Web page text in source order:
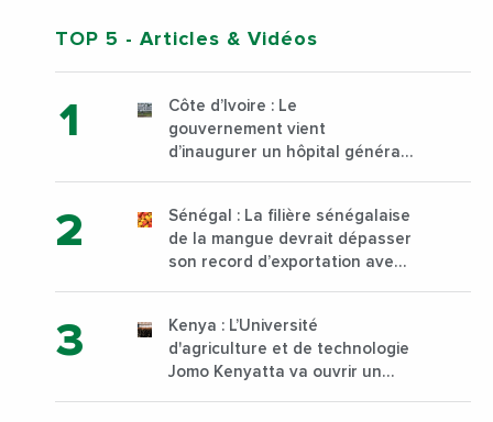
TOP 5 - Articles & Vidéos
Côte d’Ivoire : Le
gouvernement vient
d’inaugurer un hôpital général
Sénégal : La filière sénégalaise
de la mangue devrait dépasser
son record d’exportation avec
Kenya : L’Université
d'agriculture et de technologie
Jomo Kenyatta va ouvrir un